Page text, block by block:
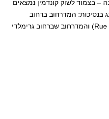
בצמוד לשוק קונדמין נמצאים
בנסיכות: המדרחוב ברחוב
הנסיכה קרוליין (Rue Princesse Caroline) והמדרחוב שברחוב גרימלדי